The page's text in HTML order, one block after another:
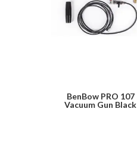
BenBow PRO 107
Vacuum Gun Black